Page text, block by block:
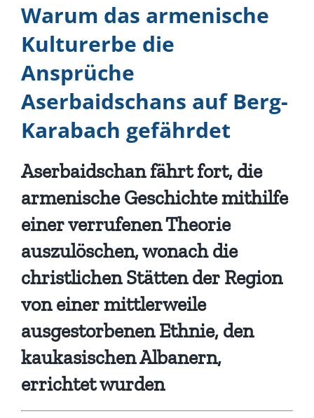
Warum das armenische
Kulturerbe die
Ansprüche
Aserbaidschans auf Berg-
Karabach gefährdet
Aserbaidschan fährt fort, die
armenische Geschichte mithilfe
einer verrufenen Theorie
auszulöschen, wonach die
christlichen Stätten der Region
von einer mittlerweile
ausgestorbenen Ethnie, den
kaukasischen Albanern,
errichtet wurden